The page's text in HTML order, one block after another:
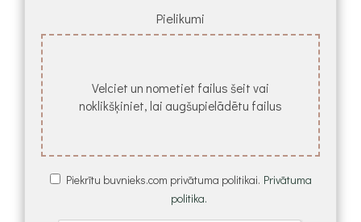
Pielikumi
Velciet un nometiet failus šeit vai
noklikšķiniet, lai augšupielādētu failus
Piekrītu buvnieks.com privātuma politikai. Privātuma
politika.